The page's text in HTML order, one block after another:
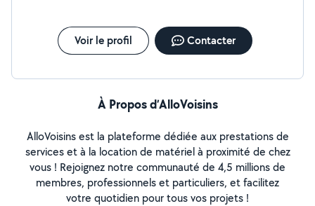
Voir le profil Contacter
À Propos d’AlloVoisins
AlloVoisins est la plateforme dédiée aux prestations de
services et à la location de matériel à proximité de chez
vous ! Rejoignez notre communauté de 4,5 millions de
membres, professionnels et particuliers, et facilitez
votre quotidien pour tous vos projets !